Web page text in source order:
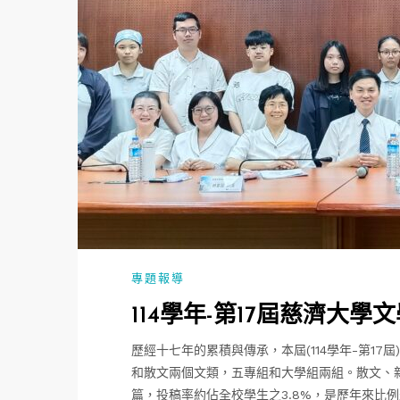
專題報導
114學年-第17屆慈濟大學
歷經十七年的累積與傳承，本屆(114學年-第17
和散文兩個文類，五專組和大學組兩組。散文
篇，投稿率約佔全校學生之3.8%，是歷年來比